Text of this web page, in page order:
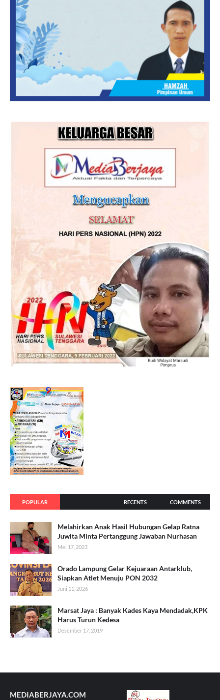
POPULAR RECENTS COMMENTS
Melahirkan Anak Hasil Hubungan Gelap Ratna
Juwita Minta Pertanggung Jawaban Nurhasan
Mei 17, 2023
Orado Lampung Gelar Kejuaraan Antarklub,
Siapkan Atlet Menuju PON 2032
Juni 11, 2026
Marsat Jaya : Banyak Kades Kaya Mendadak,KPK
Harus Turun Kedesa
Desember 17, 2019
MEDIABERJAYA.COM